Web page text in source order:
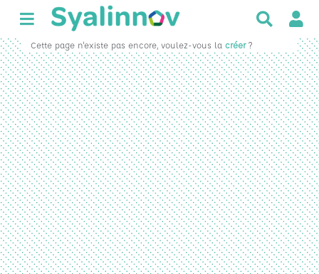
c
h
e
r
c
h
e
r
Cette page n'existe pas encore, voulez-vous la créer?